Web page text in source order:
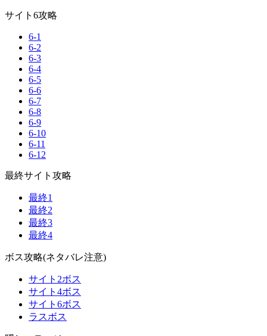
サイト6攻略
6-1
6-2
6-3
6-4
6-5
6-6
6-7
6-8
6-9
6-10
6-11
6-12
最終サイト攻略
最終1
最終2
最終3
最終4
ボス攻略(ネタバレ注意)
サイト2ボス
サイト4ボス
サイト6ボス
ラスボス